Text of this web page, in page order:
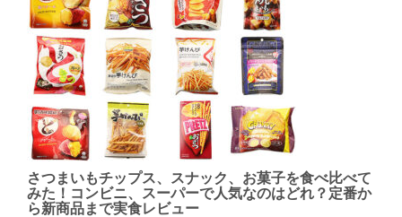
さつまいもチップス、スナック、お菓子を食べ比べて
みた！コンビニ、スーパーで人気なのはどれ？定番か
ら新商品まで実食レビュー